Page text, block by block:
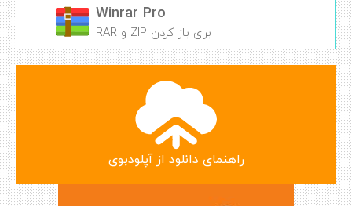
Winrar Pro
برای باز کردن ZIP و RAR
راهنمای دانلود از آپلودبوی